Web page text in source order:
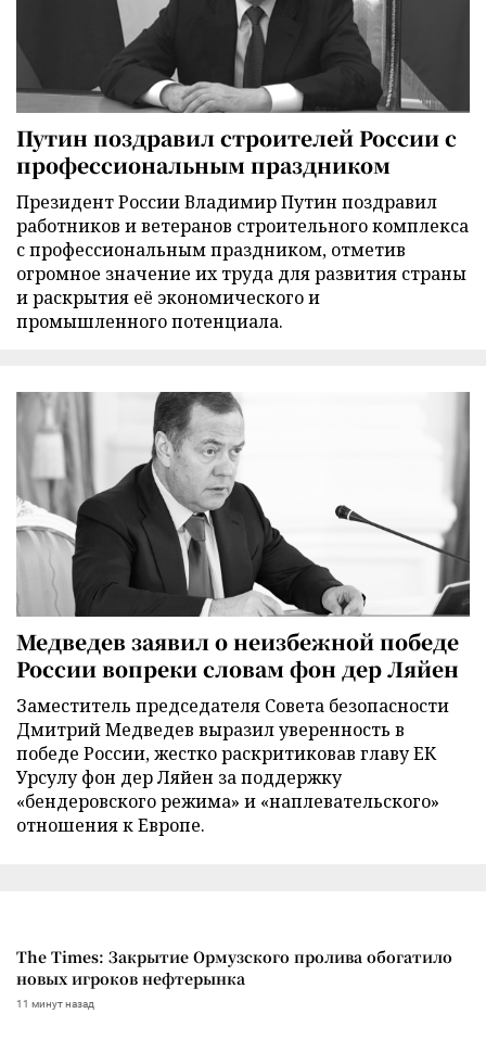
Путин поздравил строителей России с
профессиональным праздником
Президент России Владимир Путин поздравил
работников и ветеранов строительного комплекса
с профессиональным праздником, отметив
огромное значение их труда для развития страны
и раскрытия её экономического и
промышленного потенциала.
Медведев заявил о неизбежной победе
России вопреки словам фон дер Ляйен
Заместитель председателя Совета безопасности
Дмитрий Медведев выразил уверенность в
победе России, жестко раскритиковав главу ЕК
Урсулу фон дер Ляйен за поддержку
«бендеровского режима» и «наплевательского»
отношения к Европе.
The Times: Закрытие Ормузского пролива обогатило
новых игроков нефтерынка
11 минут назад